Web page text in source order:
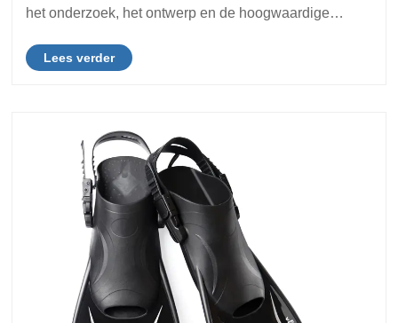
het onderzoek, het ontwerp en de hoogwaardige
de zomer van 2025 voorzien we ruim 200.000 me......
Lees verder